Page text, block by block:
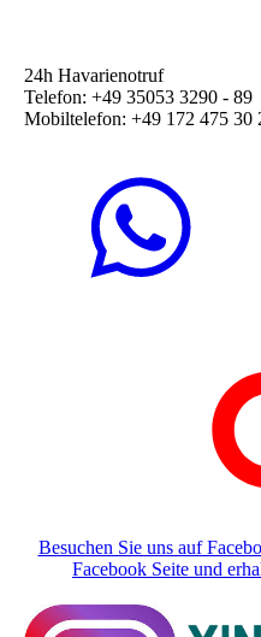
24h Havarienotruf
Telefon: +49 35053 3290 - 89
Mobiltelefon: +49 172 475 30
Besuchen Sie uns auf
Facebook Seite und